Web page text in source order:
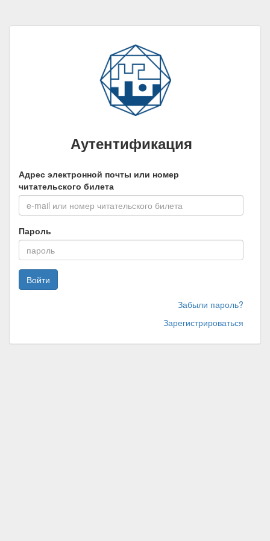
Аутентификация
Адрес электронной почты или номер
читательского билета
Пароль
Войти
Забыли пароль?
Зарегистрироваться